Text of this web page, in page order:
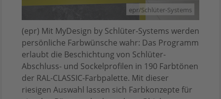
epr/Schlüter-Systems
(epr) Mit MyDesign by Schlüter-Systems werden
persönliche Farbwünsche wahr: Das Programm
erlaubt die Beschichtung von Schlüter-
Abschluss- und Sockelprofilen in 190 Farbtönen
der RAL-CLASSIC-Farbpalette. Mit dieser
riesigen Auswahl lassen sich Farbkonzepte für